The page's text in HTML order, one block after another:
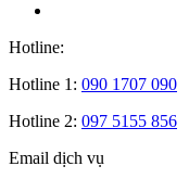
Hotline:
Hotline 1: 090 1707 090
Hotline 2: 097 5155 856
Email dịch vụ